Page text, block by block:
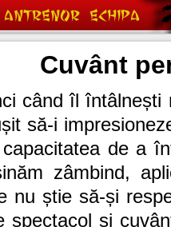
ANTRENOR ECHIPA
Cuvânt
când îl întâlnești
să-i
de a
zâmbind,
nu știe să-și
spectacol și